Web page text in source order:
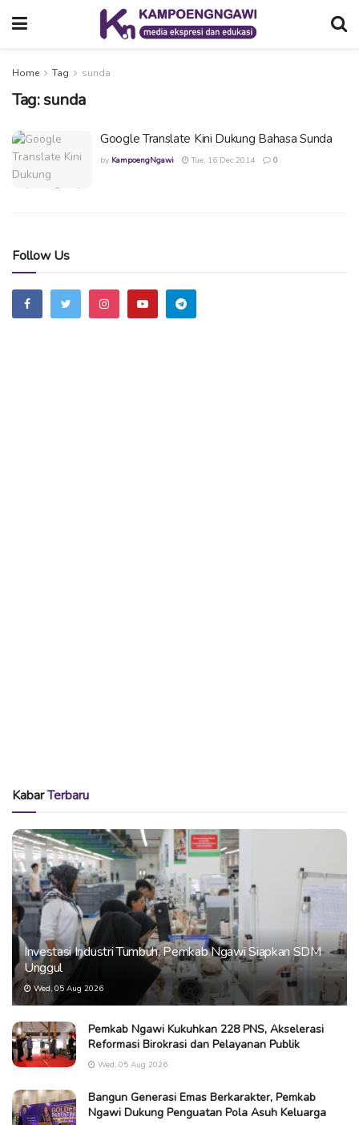
Home Tag sunda
Tag:sunda
Google Translate Kini Dukung Bahasa Sunda
by KampoengNgawi Tue, 16 Dec 2014 0
Follow Us
KabarTerbaru
Investasi Industri Tumbuh, Pemkab Ngawi Siapkan SDM
Unggul
Wed, 05 Aug 2026
Pemkab Ngawi Kukuhkan 228 PNS, Akselerasi
Reformasi Birokrasi dan Pelayanan Publik
Wed, 05 Aug 2026
Bangun Generasi Emas Berkarakter, Pemkab
Ngawi Dukung Penguatan Pola Asuh Keluarga